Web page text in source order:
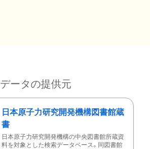
データの提供元
日本原子力研究開発機構図書館蔵
書
日本原子力研究開発機構の中央図書館所蔵資
料を対象とした検索データベース。同図書館